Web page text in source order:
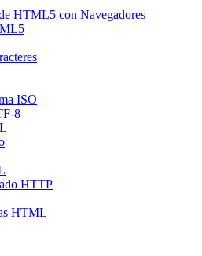
HTML5 con Navegadores
ISO
8
HTTP
HTML